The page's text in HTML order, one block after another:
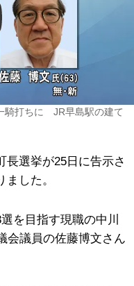
騎打ちに JR早島駅の建て
選挙が25日に告示さ
した。
を目指す現職の中川
会議員の佐藤博文さん